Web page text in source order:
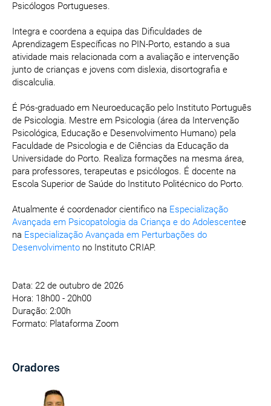
Psicólogos Portugueses.
Integra e coordena a equipa das Dificuldades de
Aprendizagem Específicas no PIN-Porto, estando a sua
atividade mais relacionada com a avaliação e intervenção
junto de crianças e jovens com dislexia, disortografia e
discalculia.
É Pós-graduado em Neuroeducação pelo Instituto Português
de Psicologia. Mestre em Psicologia (área da Intervenção
Psicológica, Educação e Desenvolvimento Humano) pela
Faculdade de Psicologia e de Ciências da Educação da
Universidade do Porto. Realiza formações na mesma área,
para professores, terapeutas e psicólogos. É docente na
Escola Superior de Saúde do Instituto Politécnico do Porto.
Atualmente é coordenador cientifico na Especialização
Avançada em Psicopatologia da Criança e do Adolescentee
na Especialização Avançada em Perturbações do
Desenvolvimento no Instituto CRIAP.
Data: 22 de outubro de 2026
Hora: 18h00 - 20h00
Duração: 2:00h
Formato: Plataforma Zoom
Oradores